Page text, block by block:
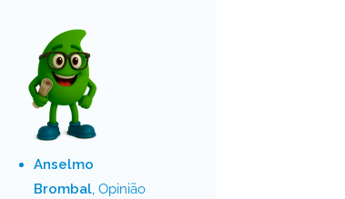
Anselmo
Brombal, Opinião